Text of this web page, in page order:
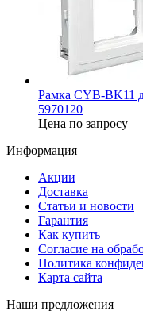
Рамка CYB-BK11
5970120
Цена по запросу
Информация
Акции
Доставка
Статьи и новости
Гарантия
Как купить
Согласие на
Политика
Карта сайта
Наши предложения